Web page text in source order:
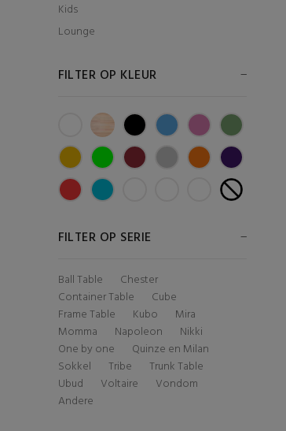
Kids
Lounge
FILTER OP KLEUR
FILTER OP SERIE
Ball Table
Chester
Container Table
Cube
Frame Table
Kubo
Mira
Momma
Napoleon
Nikki
One by one
Quinze en Milan
Sokkel
Tribe
Trunk Table
Ubud
Voltaire
Vondom
Andere